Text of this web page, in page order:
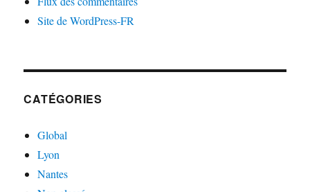
Site de WordPress-FR
CATÉGORIES
Global
Lyon
Nantes